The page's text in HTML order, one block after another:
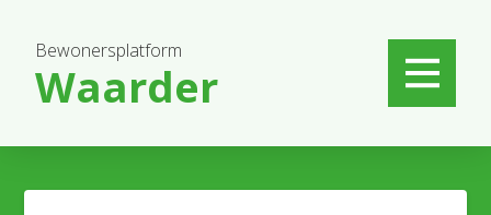
Bewonersplatform
Waarder